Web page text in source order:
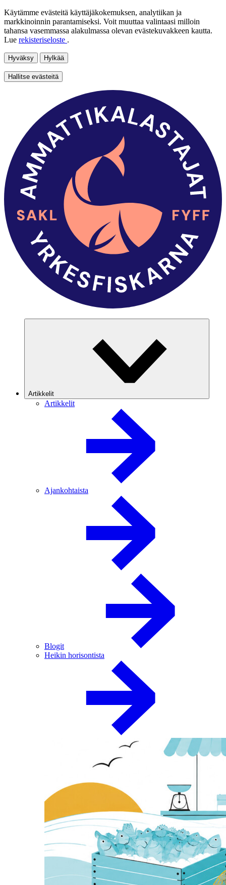
Käytämme evästeitä käyttäjäkokemuksen, analytiikan ja
markkinoinnin parantamiseksi. Voit muuttaa valintaasi milloin
tahansa vasemmassa alakulmassa olevan evästekuvakkeen kautta.
Lue rekisteriseloste .
Hyväksy Hylkää
Hallitse evästeitä
Artikkelit
Artikkelit
Ajankohtaista
Blogit
Heikin horisontista